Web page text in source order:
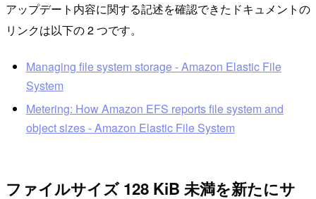
アップデート内容に関する記述を確認できたドキュメントの
リンクは以下の 2 つです。
Managing file system storage - Amazon Elastic File
System
Metering: How Amazon EFS reports file system and
object sizes - Amazon Elastic File System
ファイルサイズ 128 KiB 未満を新たにサ